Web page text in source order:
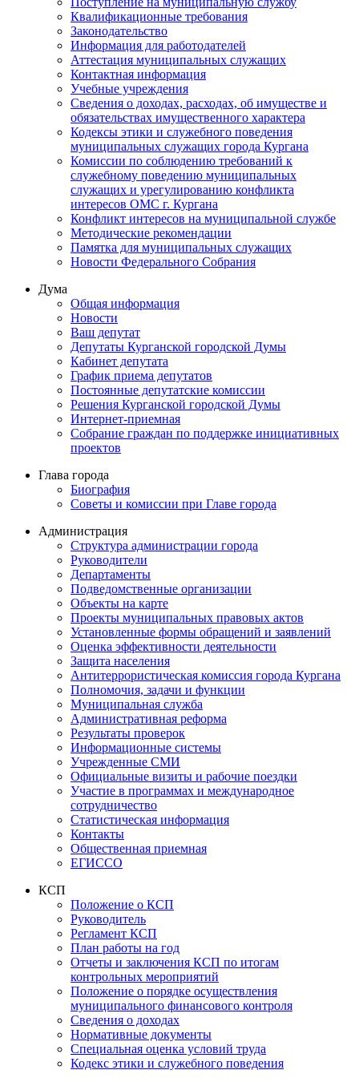
Квалификационные требования
Законодательство
Информация для работодателей
Аттестация муниципальных служащих
Контактная информация
Учебные учреждения
Сведения о доходах, расходах, об имуществе и
обязательствах имущественного характера
Кодексы этики и служебного поведения
муниципальных служащих города Кургана
Комиссии по соблюдению требований к
служебному поведению муниципальных
служащих и урегулированию конфликта
интересов ОМС г. Кургана
Конфликт интересов на муниципальной службе
Методические рекомендации
Памятка для муниципальных служащих
Новости Федерального Cобрания
Дума
Общая информация
Новости
Ваш депутат
Депутаты Курганской городской Думы
Кабинет депутата
График приема депутатов
Постоянные депутатские комиссии
Решения Курганской городской Думы
Интернет-приемная
Собрание граждан по поддержке инициативных
проектов
Глава города
Биография
Советы и комиссии при Главе города
Администрация
Структура администрации города
Руководители
Департаменты
Подведомственные организации
Объекты на карте
Проекты муниципальных правовых актов
Установленные формы обращений и заявлений
Оценка эффективности деятельности
Защита населения
Антитеррористическая комиссия города Кургана
Полномочия, задачи и функции
Муниципальная служба
Административная реформа
Результаты проверок
Информационные системы
Учрежденные СМИ
Официальные визиты и рабочие поездки
Участие в программах и международное
сотрудничество
Статистическая информация
Контакты
Общественная приемная
ЕГИССО
КСП
Положение о КСП
Руководитель
Регламент КСП
План работы на год
Отчеты и заключения КСП по итогам
контрольных мероприятий
Положение о порядке осуществления
муниципального финансового контроля
Сведения о доходах
Нормативные документы
Специальная оценка условий труда
Кодекс этики и служебного поведения